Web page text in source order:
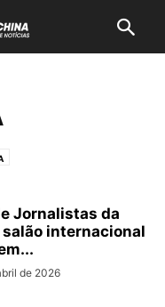
Jornalistas da
internacional
de 2026